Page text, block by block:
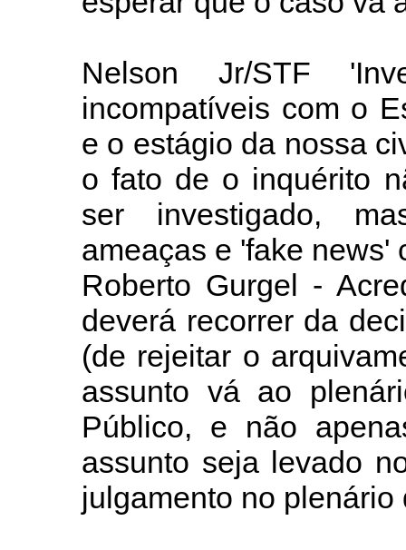
Nelson Jr/STF
incompatíveis com o
e o estágio da nossa
o fato de o inquérito
ser investigado,
ameaças e 'fake news'
Roberto Gurgel -
deverá recorrer da
(de rejeitar o
assunto vá ao
Público, e não
assunto seja levado
julgamento no plenário